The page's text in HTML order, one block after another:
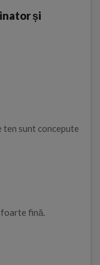
și
ten sunt concepute
fină.